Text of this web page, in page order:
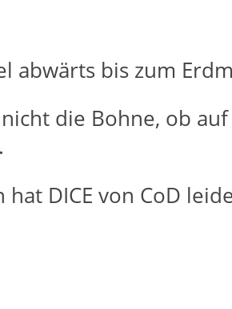
abwärts bis zum
die Bohne, ob
DICE von CoD